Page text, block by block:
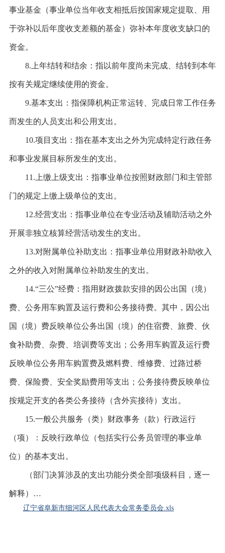
事业基金（事业单位当年收支相抵后按国家规定提取、用
于弥补以后年度收支差额的基金）弥补本年度收支缺口的
资金。
8.上年结转和结余：指以前年度尚未完成、结转到本年
按有关规定继续使用的资金。
9.基本支出：指保障机构正常运转、完成日常工作任务
而发生的人员支出和公用支出。
10.项目支出：指在基本支出之外为完成特定行政任务
和事业发展目标所发生的支出。
11.上缴上级支出：指事业单位按照财政部门和主管部
门的规定上缴上级单位的支出。
12.经营支出：指事业单位在专业活动及辅助活动之外
开展非独立核算经营活动发生的支出。
13.对附属单位补助支出：指事业单位用财政补助收入
之外的收入对附属单位补助发生的支出。
14.“三公”经费：指用财政拨款安排的因公出国（境）
费、公务用车购置及运行费和公务接待费。其中，因公出
国（境）费反映单位公务出国（境）的住宿费、旅费、伙
食补助费、杂费、培训费等支出；公务用车购置及运行费
反映单位公务用车购置费及燃料费、维修费、过路过桥
费、保险费、安全奖励费用等支出；公务接待费反映单位
按规定开支的各类公务接待（含外宾接待）支出。
15.一般公共服务（类）财政事务（款）行政运行
（项）：反映行政单位（包括实行公务员管理的事业单
位）的基本支出。
（部门决算涉及的支出功能分类全部项级科目，逐一
解释） …
辽宁省阜新市细河区人民代表大会常务委员会.xls